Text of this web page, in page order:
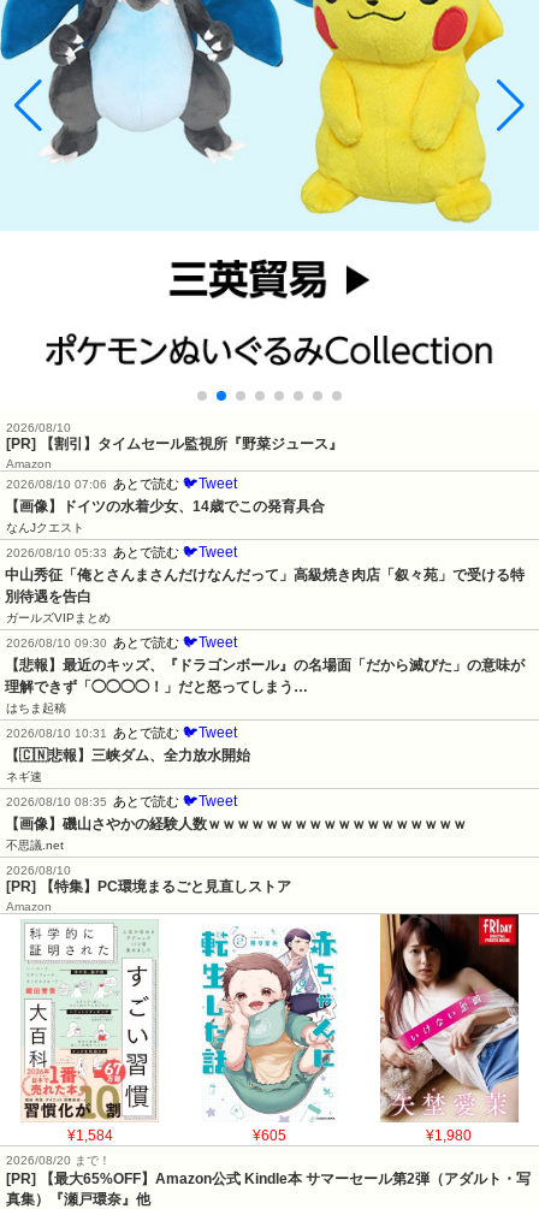
2026/08/10
[PR] 【割引】タイムセール監視所『野菜ジュース』
Amazon
2026/08/10 07:06
あとで読む 🐦Tweet
【画像】ドイツの水着少女、14歳でこの発育具合
なんJクエスト
2026/08/10 05:33
あとで読む 🐦Tweet
中山秀征「俺とさんまさんだけなんだって」高級焼き肉店「叙々苑」で受ける特
別待遇を告白
ガールズVIPまとめ
2026/08/10 09:30
あとで読む 🐦Tweet
【悲報】最近のキッズ、『ドラゴンボール』の名場面「だから滅びた」の意味が
理解できず「◯◯◯◯！」だと怒ってしまう…
はちま起稿
2026/08/10 10:31
あとで読む 🐦Tweet
【🇨🇳悲報】三峡ダム、全力放水開始
ネギ速
2026/08/10 08:35
あとで読む 🐦Tweet
【画像】磯山さやかの経験人数ｗｗｗｗｗｗｗｗｗｗｗｗｗｗｗｗｗｗ
不思議.net
2026/08/10
[PR] 【特集】PC環境まるごと見直しストア
Amazon
¥1,584 ¥605 ¥1,980
2026/08/20 まで！
[PR]
【最大65%OFF】Amazon公式 Kindle本 サマーセール第2弾（アダルト・写
真集）『瀬戸環奈』他